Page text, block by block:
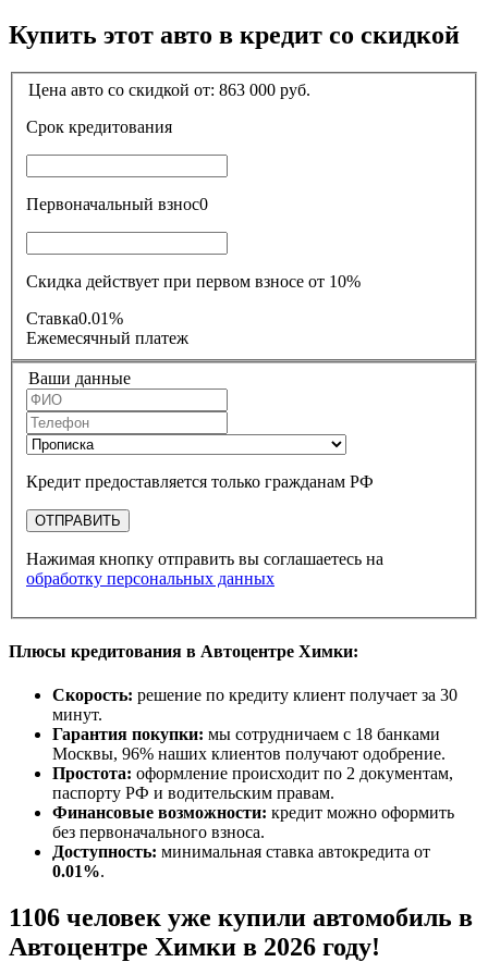
Купить этот авто в кредит со скидкой
Цена авто со скидкой от: 863 000 руб.
Срок кредитования
Первоначальный взнос0
Скидка действует при первом взносе от 10%
Ставка0.01%
Ежемесячный платеж
Ваши данные
Кредит предоставляется только гражданам РФ
ОТПРАВИТЬ
Нажимая кнопку отправить вы соглашаетесь на
обработку персональных данных
Плюсы кредитования в Автоцентре Химки:
Скорость: решение по кредиту клиент получает за 30
минут.
Гарантия покупки: мы сотрудничаем с 18 банками
Москвы, 96% наших клиентов получают одобрение.
Простота: оформление происходит по 2 документам,
паспорту РФ и водительским правам.
Финансовые возможности: кредит можно оформить
без первоначального взноса.
Доступность: минимальная ставка автокредита от
0.01%.
1106 человек уже купили автомобиль в
Автоцентре Химки в 2026 году!